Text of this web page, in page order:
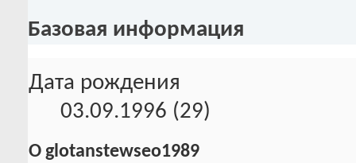
Базовая информация
Дата рождения
03.09.1996 (29)
О glotanstewseo1989